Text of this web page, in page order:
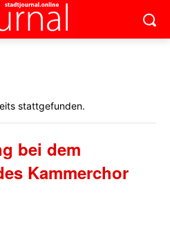
stattgefunden.
bei dem
Kammerchor